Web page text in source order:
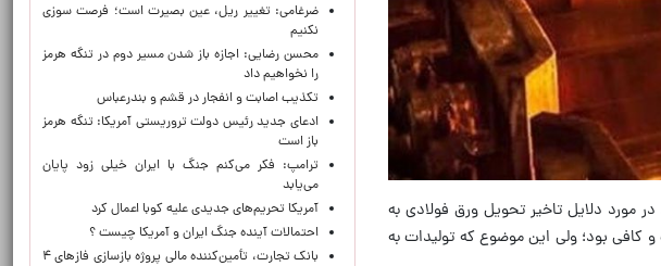
مورد دلایل تاخیر تحویل ورق فولادی به
کافی بود؛ ولی این موضوع که تولیدات به
ضرغامی: تغییر ریل، عین بصیرت است؛ فرصت سوزی
نکنیم
محسن رضایی: اجازه باز شدن مسیر دوم در تنگه هرمز
را نخواهیم داد
تکذیب اصابت و انفجار در قشم و بندرعباس
ادعای جدید رئیس دولت تروریستی آمریکا: تنگه هرمز
باز است
ترامپ: فکر می‌کنم جنگ با ایران خیلی زود پایان
می‌یابد
آمریکا تحریم‌های جدیدی علیه کوبا اعمال کرد
احتمالات آینده جنگ ایران و آمریکا چیست ؟
بانک تجارت، تأمین‌کننده مالی پروژه بازسازی فازهای ۴